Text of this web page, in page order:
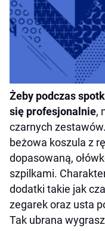
Żeby podczas
się profesjonalnie,
czarnych
beżowa koszula z
dopasowaną,
szpilkami.
dodatki takie jak
zegarek oraz usta
Tak ubrana